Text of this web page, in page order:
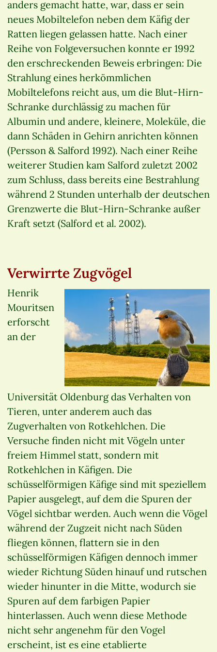
anders gemacht hatte, war, dass er sein
neues Mobiltelefon neben dem Käfig der
Ratten liegen gelassen hatte. Nach einer
Reihe von Folgeversuchen konnte er 1992
den erschreckenden Beweis erbringen: Die
Strahlung eines herkömmlichen
Mobiltelefons reicht aus, um die Blut-Hirn-
Schranke durchlässig zu machen für
Albumin und andere, kleinere, Moleküle, die
dann Schäden in Gehirn anrichten können
(Persson & Salford 1992). Nach einer Reihe
weiterer Studien kam Salford zuletzt 2002
zum Schluss, dass bereits eine Bestrahlung
während 2 Stunden unterhalb der deutschen
Grenzwerte die Blut-Hirn-Schranke außer
Kraft setzt (Salford et al. 2002).
Verwirrte Zugvögel
Henrik
Mouritsen
erforscht
an der
Universität Oldenburg das Verhalten von
Tieren, unter anderem auch das
Zugverhalten von Rotkehlchen. Die
Versuche finden nicht mit Vögeln unter
freiem Himmel statt, sondern mit
Rotkehlchen in Käfigen. Die
schüsselförmigen Käfige sind mit speziellem
Papier ausgelegt, auf dem die Spuren der
Vögel sichtbar werden. Auch wenn die Vögel
während der Zugzeit nicht nach Süden
fliegen können, flattern sie in den
schüsselförmigen Käfigen dennoch immer
wieder Richtung Süden hinauf und rutschen
wieder hinunter in die Mitte, wodurch sie
Spuren auf dem farbigen Papier
hinterlassen. Auch wenn diese Methode
nicht sehr angenehm für den Vogel
erscheint, ist es eine etablierte